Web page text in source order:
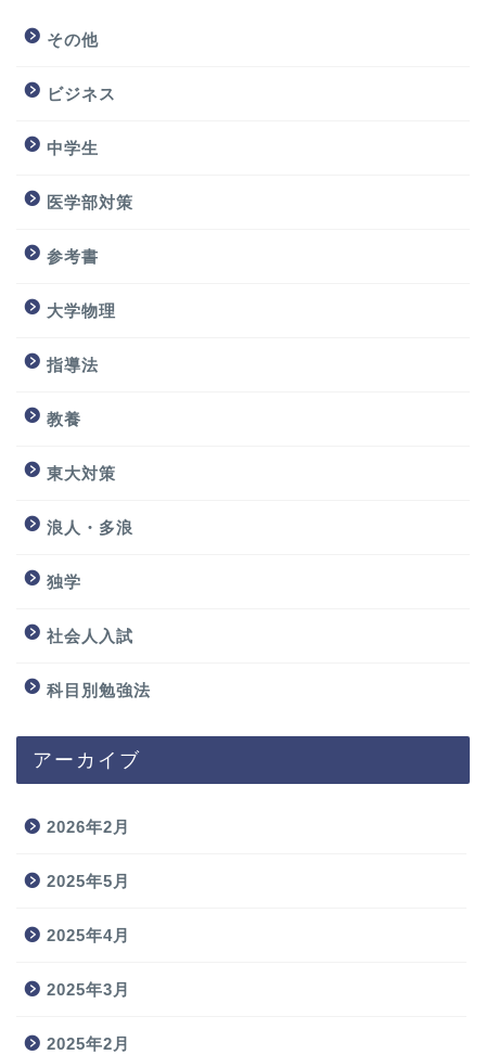
その他
ビジネス
中学生
医学部対策
参考書
大学物理
指導法
教養
東大対策
浪人・多浪
独学
社会人入試
科目別勉強法
アーカイブ
2026年2月
2025年5月
2025年4月
2025年3月
2025年2月